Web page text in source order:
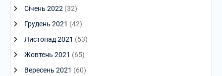
Січень 2022 (32)
Грудень 2021 (42)
Листопад 2021 (53)
Жовтень 2021 (65)
Вересень 2021 (60)